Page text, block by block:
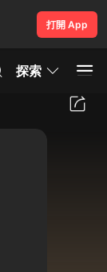
打開 App
探索